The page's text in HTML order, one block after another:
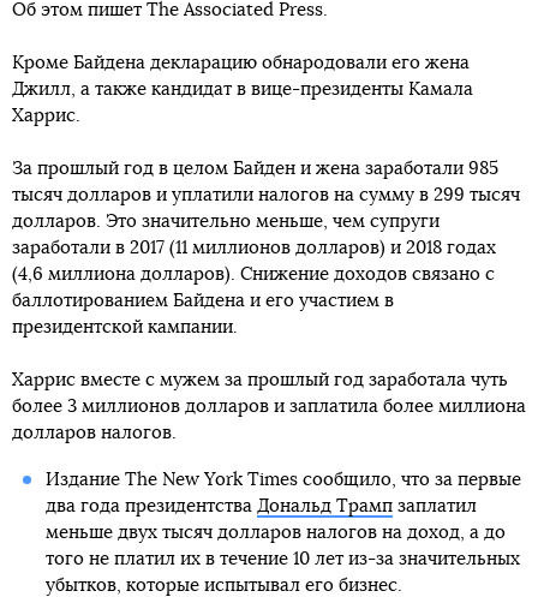
Об этом пишет The Associated Press.
Кроме Байдена декларацию обнародовали его жена
Джилл, а также кандидат в вице-президенты Камала
Харрис.
За прошлый год в целом Байден и жена заработали 985
тысяч долларов и уплатили налогов на сумму в 299 тысяч
долларов. Это значительно меньше, чем супруги
заработали в 2017 (11 миллионов долларов) и 2018 годах
(4,6 миллиона долларов). Снижение доходов связано с
баллотированием Байдена и его участием в
президентской кампании.
Харрис вместе с мужем за прошлый год заработала чуть
более 3 миллионов долларов и заплатила более миллиона
долларов налогов.
Издание The New York Times сообщило, что за первые
два года президентства Дональд Трампзаплатил
меньше двух тысяч долларов налогов на доход, а до
того не платил их в течение 10 лет из-за значительных
убытков, которые испытывал его бизнес.